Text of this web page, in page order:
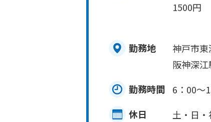
1500円
勤務地
神戸市東
阪神深
勤務時間
6：00～
休日
土・日・